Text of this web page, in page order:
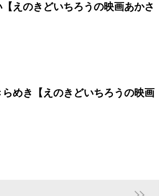
えのきどいちろうの映画あかさ
めき【えのきどいちろうの映画